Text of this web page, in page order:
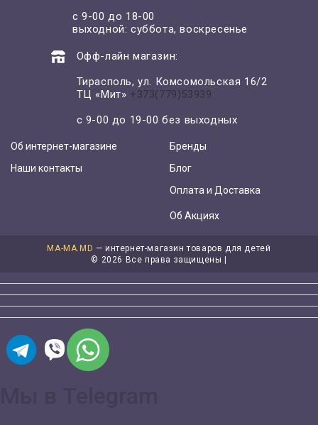
с 9-00 до 18-00
выходной: суббота, воскресенье
Офф-лайн магазин:
Тирасполь, ул. Комсомольская 16/2
ТЦ «Мит» +373(779)53939
с 9-00 до 19-00 без выходных
Об интернет-магазине
Наши контакты
Бренды
Блог
Оплата и Доставка
Об Акциях
MA-MA.MD — интернет-магазин товаров для детей
© 2026 Все права защищены |